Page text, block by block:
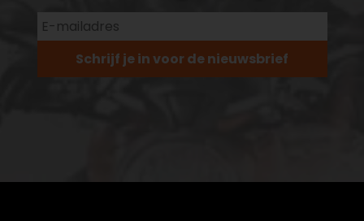
Schrijf je in voor de nieuwsbrief